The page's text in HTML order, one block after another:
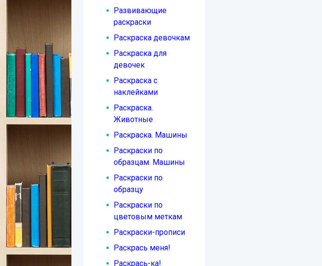
Развивающие
раскраски
Раскраска девочкам
Раскраска для
девочек
Раскраска с
наклейками
Раскраска.
Животные
Раскраска. Машины
Раскраски по
образцам. Машины
Раскраски по
образцу
Раскраски по
цветовым меткам
Раскраски-прописи
Раскрась меня!
Раскрась-ка!